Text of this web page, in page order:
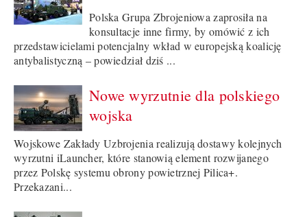
Polska Grupa Zbrojeniowa zaprosiła na
konsultacje inne firmy, by omówić z ich
przedstawicielami potencjalny wkład w europejską koalicję
antybalistyczną – powiedział dziś ...
Nowe wyrzutnie dla polskiego
wojska
Wojskowe Zakłady Uzbrojenia realizują dostawy kolejnych
wyrzutni iLauncher, które stanowią element rozwijanego
przez Polskę systemu obrony powietrznej Pilica+.
Przekazani...